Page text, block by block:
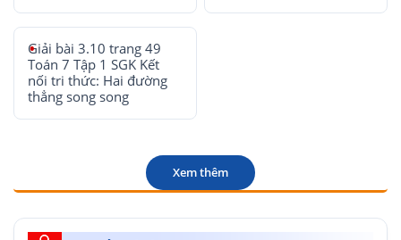
Giải bài 3.10 trang 49
Toán 7 Tập 1 SGK Kết
nối tri thức: Hai đường
thẳng song song
Xem thêm